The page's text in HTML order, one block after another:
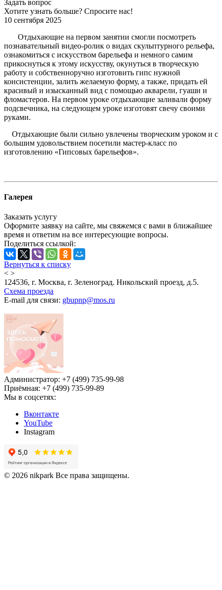
Задать вопрос
Хотите узнать больше? Спросите нас!
10 сентября 2025
Отдыхающие на первом занятии смогли посмотреть
познавательный видео-ролик о видах скульптурного рельефа,
ознакомиться с искусством барельефа и немного самим
прикоснуться к этому искусству, окунуться в творческую
работу и собственноручно изготовить гипс нужной
консистенции, залить желаемую форму, а также, придать ей
красивый и изысканный вид с помощью акварели, гуаши и
фломастеров. На первом уроке отдыхающие заливали форму
подсвечника, на следующем уроке изготовят свечу своими
руками.
Отдыхающие были сильно увлечены творческим уроком и с
большим удовольствием посетили мастер-класс по
изготовлению «Гипсовых барельефов».
Галерея
Заказать услугу
Оформите заявку на сайте, мы свяжемся с вами в ближайшее
время и ответим на все интересующие вопросы.
Поделиться ссылкой:
Вернуться к списку
< >
124536, г. Москва, г. Зеленоград. Никольский проезд, д.5.
Схема проезда
E-mail для связи: gbupnp@mos.ru
Администратор: +7 (499) 735-99-98
Приёмная: +7 (499) 735-99-89
Мы в соцсетях:
Вконтакте
YouTube
Instagram
© 2026 nikpark Все права защищены.